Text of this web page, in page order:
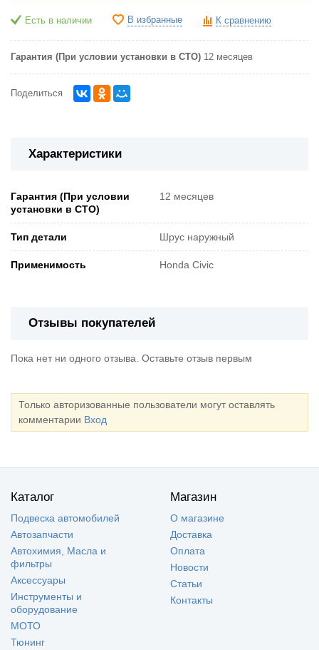
Есть в наличии В избранные К сравнению
Гарантия (При условии установки в СТО) 12 месяцев
Поделиться
Характеристики
Гарантия (При условии
установки в СТО)
12 месяцев
Тип детали Шрус наружный
Применимость Honda Civic
Отзывы покупателей
Пока нет ни одного отзыва. Оставьте отзыв первым
Только авторизованные пользователи могут оставлять
комментарии Вход
Каталог
Подвеска автомобилей
Автозапчасти
Автохимия, Масла и
фильтры
Аксессуары
Инструменты и
оборудование
МОТО
Тюнинг
Магазин
О магазине
Доставка
Оплата
Новости
Статьи
Контакты